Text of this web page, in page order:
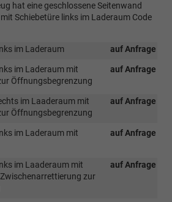
hat eine geschlossene Seitenwand
Schiebetüre links im Laderaum Code
auf Anfrage
im Laderaum
auf Anfrage
im Laderaum mit
Öffnungsbegrenzung
auf Anfrage
im Laaderaum mit
Öffnungsbegrenzung
auf Anfrage
im Laderaum mit
auf Anfrage
im Laaderaum mit
zur